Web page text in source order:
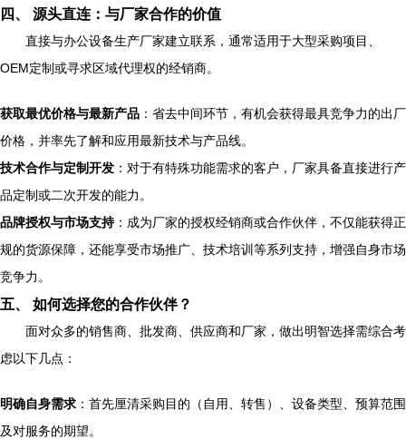
四、 源头直连：与厂家合作的价值
直接与办公设备生产厂家建立联系，通常适用于大型采购项目、
OEM定制或寻求区域代理权的经销商。
获取最优价格与最新产品 ：省去中间环节，有机会获得最具竞争力的出厂
价格，并率先了解和应用最新技术与产品线。
技术合作与定制开发 ：对于有特殊功能需求的客户，厂家具备直接进行产
品定制或二次开发的能力。
品牌授权与市场支持：成为厂家的授权经销商或合作伙伴，不仅能获得正
规的货源保障，还能享受市场推广、技术培训等系列支持，增强自身市场
竞争力。
五、 如何选择您的合作伙伴？
面对众多的销售商、批发商、供应商和厂家，做出明智选择需综合考
虑以下几点：
明确自身需求 ：首先厘清采购目的（自用、转售）、设备类型、预算范围
及对服务的期望。